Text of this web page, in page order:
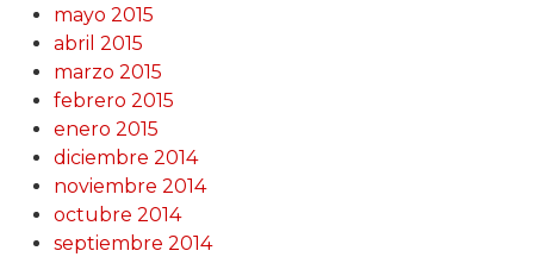
mayo 2015
abril 2015
marzo 2015
febrero 2015
enero 2015
diciembre 2014
noviembre 2014
octubre 2014
septiembre 2014